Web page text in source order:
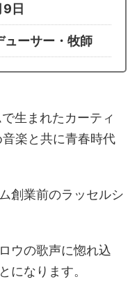
日
ューサー・牧師
生まれたカーティ
楽と共に青春時代
創業前のラッセルシ
ウの歌声に惚れ込
になります。